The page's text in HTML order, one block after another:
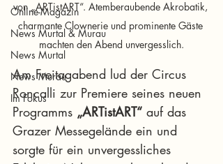
Online-Magazin
News Murtal & Murau
News Murtal
News Murau
Im Fokus
von „ARTistART“. Atemberaubende Akrobatik,
charmante Clownerie und prominente Gäste
machten den Abend unvergesslich.
Am Freitagabend lud der Circus
Roncalli zur Premiere seines neuen
Programms „ARTistART“ auf das
Grazer Messegelände ein und
sorgte für ein unvergessliches